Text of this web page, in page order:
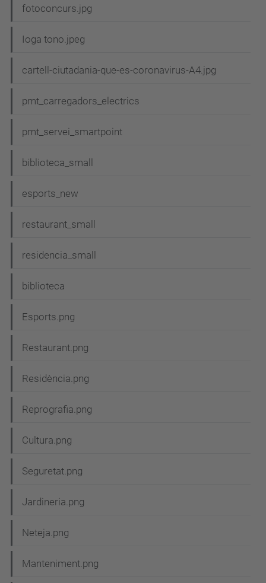
fotoconcurs.jpg
Ioga tono.jpeg
cartell-ciutadania-que-es-coronavirus-A4.jpg
pmt_carregadors_electrics
pmt_servei_smartpoint
biblioteca_small
esports_new
restaurant_small
residencia_small
biblioteca
Esports.png
Restaurant.png
Residència.png
Reprografia.png
Cultura.png
Seguretat.png
Jardineria.png
Neteja.png
Manteniment.png